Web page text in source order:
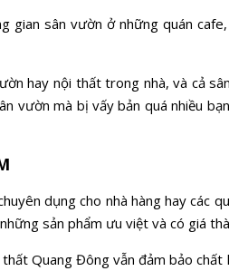
sân vườn ở những quán
hay nội thất trong nhà, và cả
vườn mà bị vấy bản quá nhiều
dụng cho nhà hàng hay các
sản phẩm ưu việt và có giá
thất Quang Đông vẫn đảm bảo